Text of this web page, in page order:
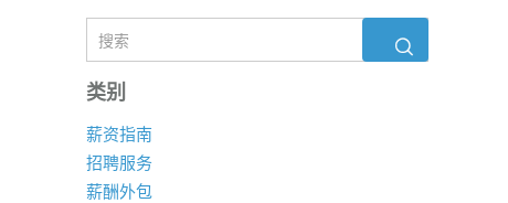
类别
薪资指南
招聘服务
薪酬外包